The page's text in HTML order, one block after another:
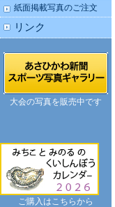
紙面掲載写真のご注文
リンク
大会の写真を販売中です
ご購入はこちらから